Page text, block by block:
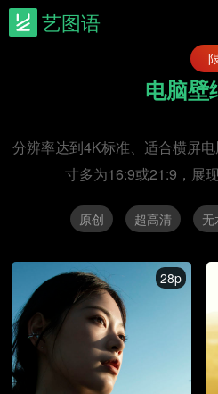
艺图语
电脑壁
分辨率达到4K标准、适合横屏
寸多为16:9或21:9，展
原创 超高清 无
28p